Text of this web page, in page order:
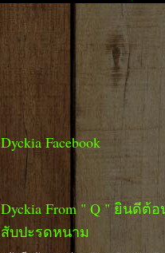
Dyckia Facebook
Dyckia From " Q " ยินดีต้
สับปะรดหนาม